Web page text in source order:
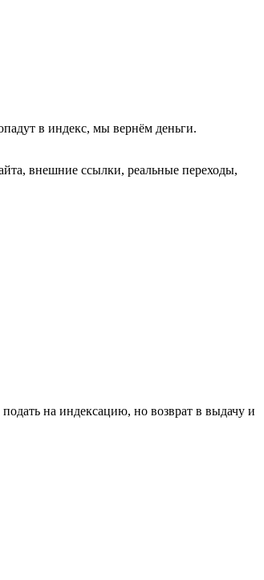
в индекс, мы вернём деньги.
внешние ссылки, реальные переходы,
на индексацию, но возврат в выдачу и